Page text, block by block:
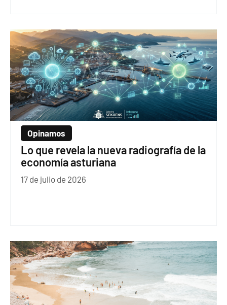
Opinamos
Lo que revela la nueva radiografía de la
economía asturiana
17 de julio de 2026